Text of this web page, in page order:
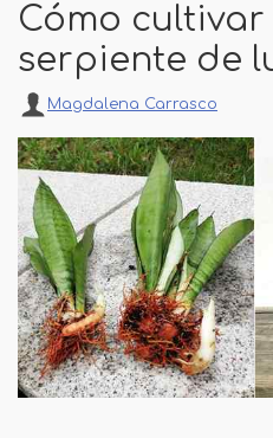
Cómo
serpiente de
Magdalena Carrasco